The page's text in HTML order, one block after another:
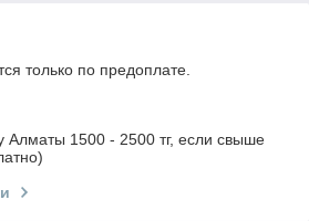
только по предоплате.
Алматы 1500 - 2500 тг, если свыше